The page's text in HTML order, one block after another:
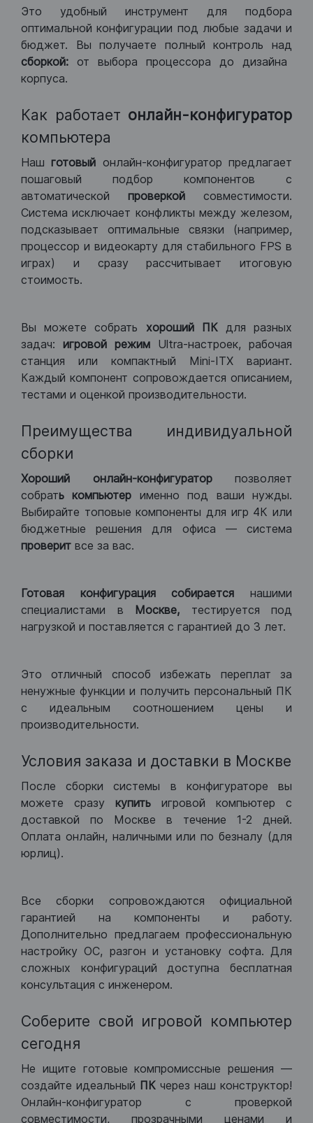
Это удобный инструмент для подбора
оптимальной конфигурации под любые задачи и
бюджет. Вы получаете полный контроль над
сборкой: от выбора процессора до дизайна
корпуса.
Как работает онлайн-конфигуратор
компьютера
Нашготовый онлайн-конфигуратор предлагает
пошаговый подбор компонентов с
автоматической проверкой совместимости.
Система исключает конфликты между железом,
подсказывает оптимальные связки (например,
процессор и видеокарту для стабильного FPS в
играх) и сразу рассчитывает итоговую
стоимость.
Вы можете собрать хороший ПКдля разных
задач: игровой режим Ultra-настроек, рабочая
станция или компактный Mini-ITX вариант.
Каждый компонент сопровождается описанием,
тестами и оценкой производительности.
Преимущества индивидуальной
сборки
Хороший онлайн-конфигураторпозволяет
собрать компьютер именно под ваши нужды.
Выбирайте топовые компоненты для игр 4К или
бюджетные решения для офиса — система
проверит все за вас.
Готовая конфигурация собираетсянашими
специалистами в Москве, тестируется под
нагрузкой и поставляется с гарантией до 3 лет.
Это отличный способ избежать переплат за
ненужные функции и получить персональный ПК
с идеальным соотношением цены и
производительности.
Условия заказа и доставки в Москве
После сборки системы в конфигураторе вы
можете сразу купить игровой компьютер с
доставкой по Москве в течение 1-2 дней.
Оплата онлайн, наличными или по безналу (для
юрлиц).
Все сборки сопровождаются официальной
гарантией на компоненты и работу.
Дополнительно предлагаем профессиональную
настройку ОС, разгон и установку софта. Для
сложных конфигураций доступна бесплатная
консультация с инженером.
Соберите свой игровой компьютер
сегодня
Не ищите готовые компромиссные решения —
создайте идеальный ПК через наш конструктор!
Онлайн-конфигуратор с проверкой
совместимости, прозрачными ценами и